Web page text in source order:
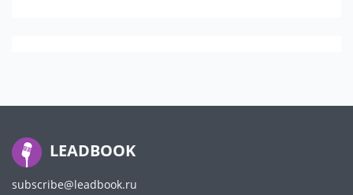
LEADBOOK
subscribe@leadbook.ru